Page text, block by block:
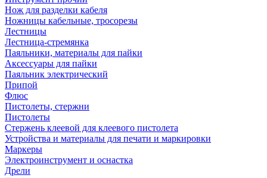
Нож для разделки кабеля
Ножницы кабельные, тросорезы
Лестницы
Лестница-стремянка
Паяльники, материалы для пайки
Аксессуары для пайки
Паяльник электрический
Припой
Флюс
Пистолеты, стержни
Пистолеты
Стержень клеевой для клеевого пистолета
Устройства и материалы для печати и маркировки
Маркеры
Электроинструмент и оснастка
Дрели